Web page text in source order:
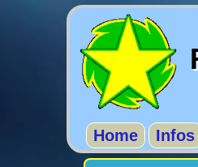
Home Infos